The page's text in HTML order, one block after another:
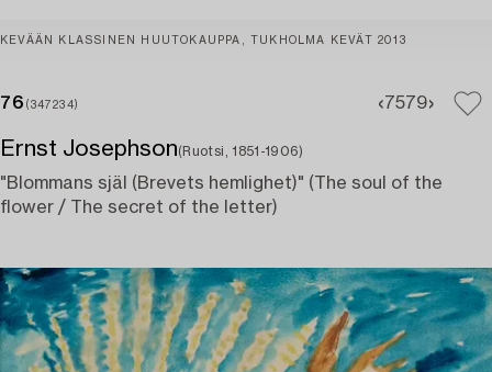
KEVÄÄN KLASSINEN HUUTOKAUPPA, TUKHOLMA KEVÄT 2013
76 (347234) 7579
Ernst Josephson(Ruotsi, 1851-1906)
"Blommans själ (Brevets hemlighet)" (The soul of the
flower / The secret of the letter)